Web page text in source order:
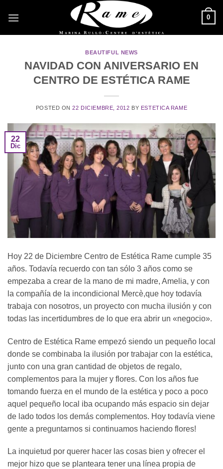
0
BEAUTIFUL NEWS
NAVIDAD CON ANIVERSARIO EN
CENTRO DE ESTÉTICA RAME
POSTED ON22 DICIEMBRE, 2012 BY ESTETICA RAME
22
Dic
Hoy 22 de Diciembre Centro de Estética Rame cumple 35
años. Todavía recuerdo con tan sólo 3 años como se
empezaba a crear de la mano de mi madre, Amelia, y con
la compañía de la incondicional Mercè,que hoy todavía
trabaja con nosotros, un proyecto con mucha ilusión y con
todas las incertidumbres de lo que era abrir un «negocio».
Centro de Estética Rame empezó siendo un pequeño local
donde se combinaba la ilusión por trabajar con la estética,
junto con una gran cantidad de objetos de regalo,
complementos para la mujer y flores. Con los años fue
tomando fuerza en el mundo de la estética y poco a poco
aquel pequeño local iba ocupando más espacio sin dejar
de lado todos los demás complementos. Hoy todavía viene
gente a preguntarnos si continuamos haciendo flores!
La inquietud por querer hacer las cosas bien y ofrecer el
mejor hizo que se planteara tener una línea propia de